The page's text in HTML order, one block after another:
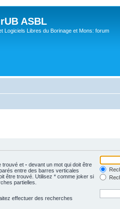
ASBL
Logiciels Libres du Borinage et Mons: forum
trouvé et - devant un mot qui doit être
entre des barres verticales
être trouvé. Utilisez * comme joker si
partielles.
effectuer des recherches